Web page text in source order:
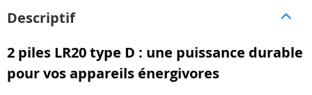
Descriptif
2 piles LR20 type D : une puissance durable
pour vos appareils énergivores